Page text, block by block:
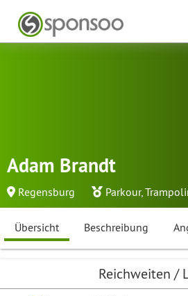
Adam Brandt
Regensburg Parkour,
Übersicht Beschreibung
Reichweiten /